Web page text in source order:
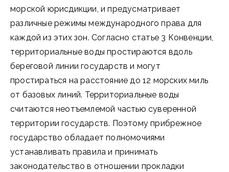
морской юрисдикции, и предусматривает
различные режимы международного права для
каждой из этих зон. Согласно статье 3 Конвенции,
территориальные воды простираются вдоль
береговой линии государств и могут
простираться на расстояние до 12 морских миль
от базовых линий. Территориальные воды
считаются неотъемлемой частью суверенной
территории государств. Поэтому прибрежное
государство обладает полномочиями
устанавливать правила и принимать
законодательство в отношении прокладки